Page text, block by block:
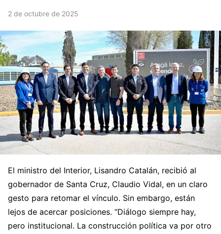
2 de octubre de 2025
El ministro del Interior, Lisandro Catalán, recibió al
gobernador de Santa Cruz, Claudio Vidal, en un claro
gesto para retomar el vínculo. Sin embargo, están
lejos de acercar posiciones. “Diálogo siempre hay,
pero institucional. La construcción política va por otro